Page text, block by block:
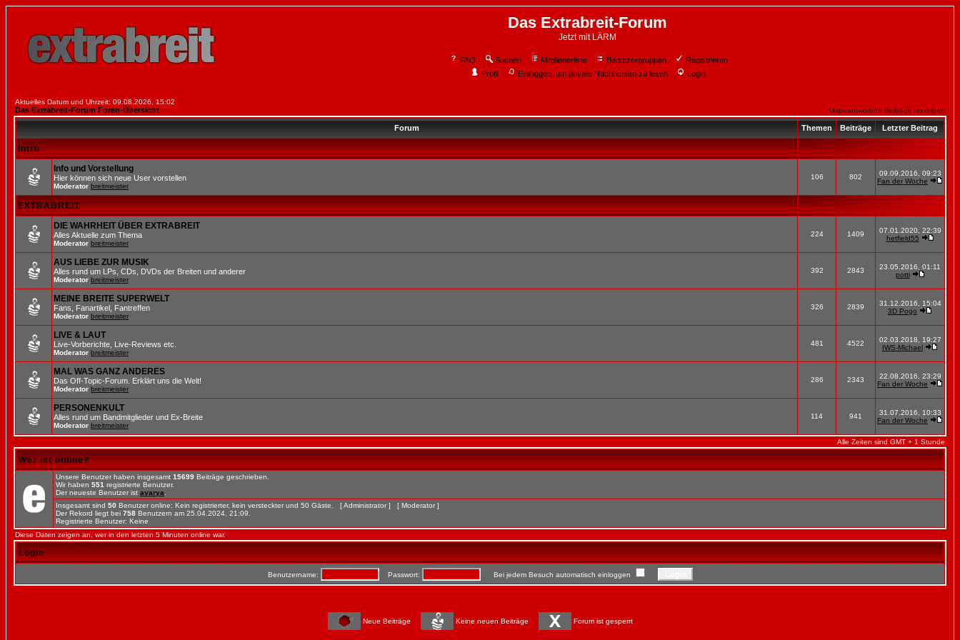
Das Extrabreit-Forum
Jetzt mit LÄRM
FAQ Suchen Mitgliederliste Benutzergruppen
Registrieren
Profil
Einloggen, um private Nachrichten zu lesen Login
Aktuelles Datum und Uhrzeit: 09.08.2026, 15:02
Das Extrabreit-Forum Foren-Übersicht Unbeantwortete Beiträge anzeigen
Forum Themen Beiträge Letzter Beitrag
Intro
Info und Vorstellung
Hier können sich neue User vorstellen
Moderator breitmeister
106 802
09.09.2016, 09:23
Fan der Woche
EXTRABREIT
DIE WAHRHEIT ÜBER EXTRABREIT
Alles Aktuelle zum Thema
Moderator breitmeister
224 1409
07.01.2020, 22:39
hetfield55
AUS LIEBE ZUR MUSIK
Alles rund um LPs, CDs, DVDs der Breiten und anderer
Moderator breitmeister
392 2843
23.05.2016, 01:11
potti
MEINE BREITE SUPERWELT
Fans, Fanartikel, Fantreffen
Moderator breitmeister
326 2839
31.12.2016, 15:04
3D Pogo
LIVE & LAUT
Live-Vorberichte, Live-Reviews etc.
Moderator breitmeister
481 4522
02.03.2018, 19:27
IWS-Michael
MAL WAS GANZ ANDERES
Das Off-Topic-Forum. Erklärt uns die Welt!
Moderator breitmeister
286 2343
22.08.2016, 23:29
Fan der Woche
PERSONENKULT
Alles rund um Bandmitglieder und Ex-Breite
Moderator breitmeister
114 941
31.07.2016, 10:33
Fan der Woche
Alle Zeiten sind GMT + 1 Stunde
Wer ist online?
Unsere Benutzer haben insgesamt 15699 Beiträge geschrieben.
Wir haben 551 registrierte Benutzer.
Der neueste Benutzer ist avarya
Insgesamt sind 50 Benutzer online: Kein registrierter, kein versteckter und 50 Gäste. [Administrator ] [ Moderator ]
Der Rekord liegt bei 758 Benutzern am 25.04.2024, 21:09.
Registrierte Benutzer: Keine
Diese Daten zeigen an, wer in den letzten 5 Minuten online war.
Login
Benutzername: Passwort: Bei jedem Besuch automatisch einloggen
Neue Beiträge Keine neuen Beiträge Forum ist gesperrt